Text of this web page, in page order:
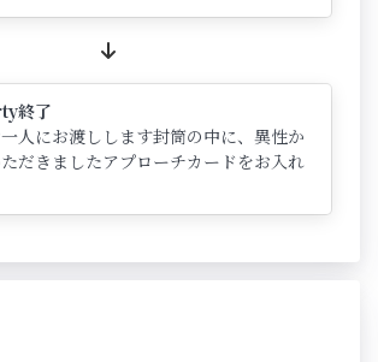
終了
人にお渡しします封筒の中に、異性か
だきましたアプローチカードをお入れ